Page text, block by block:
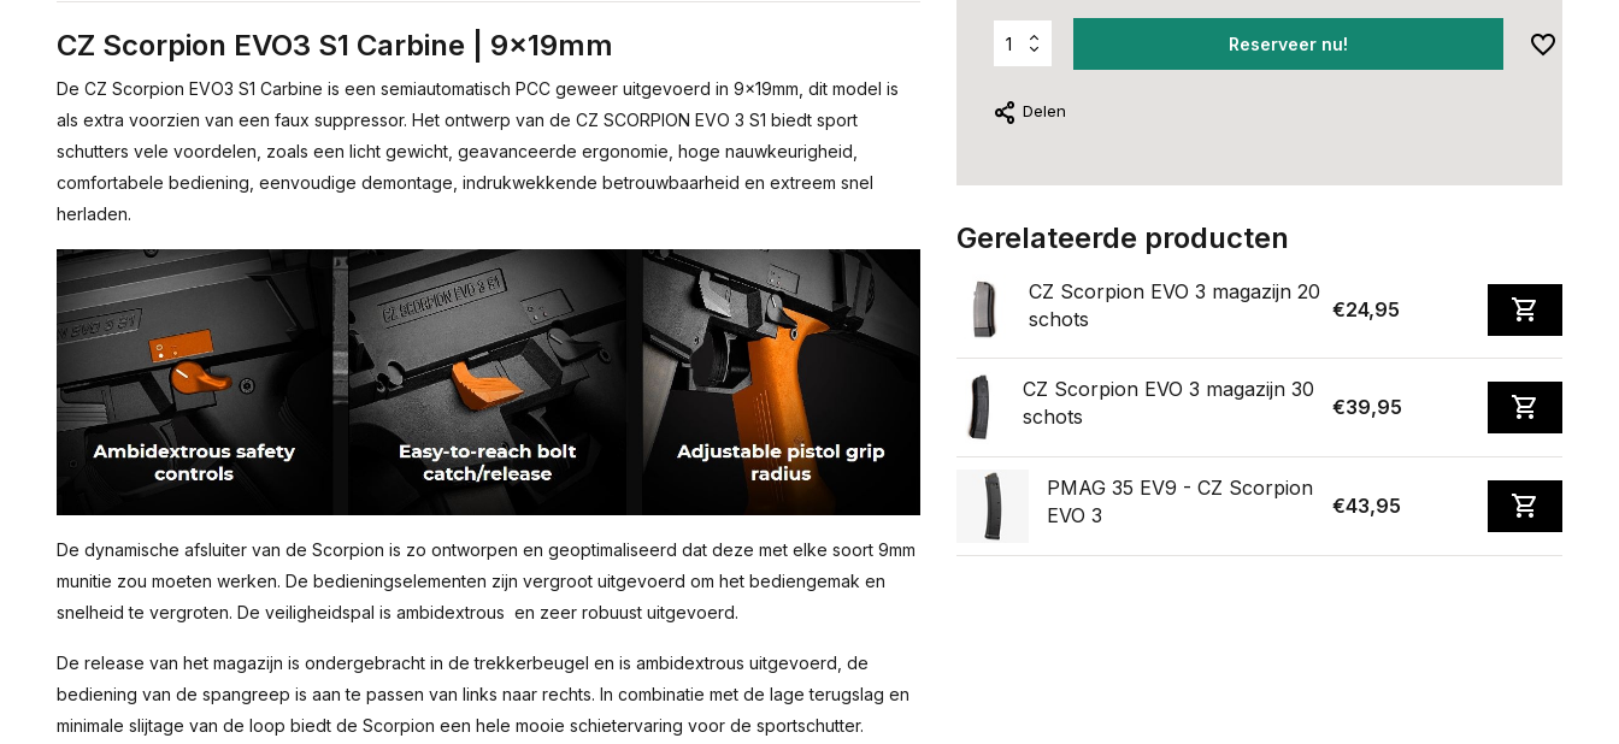
CZ Scorpion EVO3 S1 Carbine | 9x19mm
De CZ Scorpion EVO3 S1 Carbine is een semiautomatisch PCC geweer uitgevoerd in 9x19mm, dit model is
als extra voorzien van een faux suppressor. Het ontwerp van de CZ SCORPION EVO 3 S1 biedt sport
schutters vele voordelen, zoals een licht gewicht, geavanceerde ergonomie, hoge nauwkeurigheid,
comfortabele bediening, eenvoudige demontage, indrukwekkende betrouwbaarheid en extreem snel
herladen.
De dynamische afsluiter van de Scorpion is zo ontworpen en geoptimaliseerd dat deze met elke soort 9mm
munitie zou moeten werken. De bedieningselementen zijn vergroot uitgevoerd om het bediengemak en
snelheid te vergroten. De veiligheidspal is ambidextrous en zeer robuust uitgevoerd.
De release van het magazijn is ondergebracht in de trekkerbeugel en is ambidextrous uitgevoerd, de
bediening van de spangreep is aan te passen van links naar rechts. In combinatie met de lage terugslag en
minimale slijtage van de loop biedt de Scorpion een hele mooie schietervaring voor de sportschutter.
Reserveer nu!
Delen
Gerelateerde producten
CZ Scorpion EVO 3 magazijn 20
schots
€24,95
CZ Scorpion EVO 3 magazijn 30
schots
€39,95
PMAG 35 EV9 - CZ Scorpion
EVO 3
€43,95